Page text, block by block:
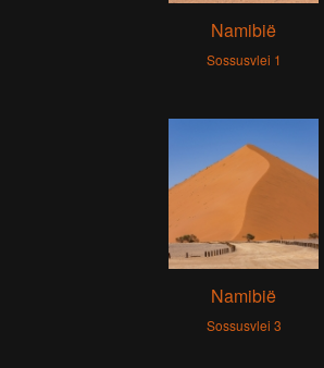
Namibië
Sossusvlei 1
Namibië
Sossusvlei 3